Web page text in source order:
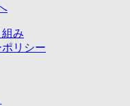
み
リシー